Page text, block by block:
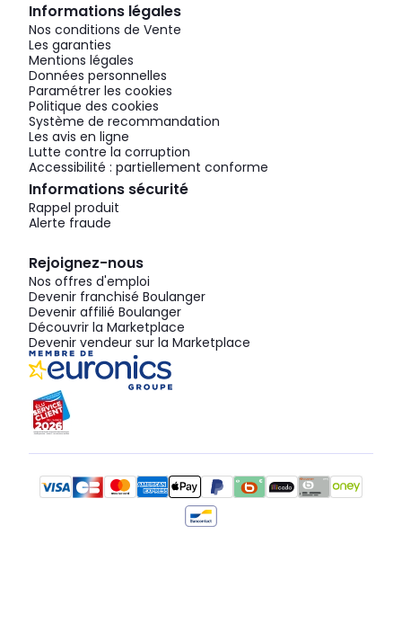
Informations légales
Nos conditions de Vente
Les garanties
Mentions légales
Données personnelles
Paramétrer les cookies
Politique des cookies
Système de recommandation
Les avis en ligne
Lutte contre la corruption
Accessibilité : partiellement conforme
Informations sécurité
Rappel produit
Alerte fraude
Rejoignez-nous
Nos offres d'emploi
Devenir franchisé Boulanger
Devenir affilié Boulanger
Découvrir la Marketplace
Devenir vendeur sur la Marketplace